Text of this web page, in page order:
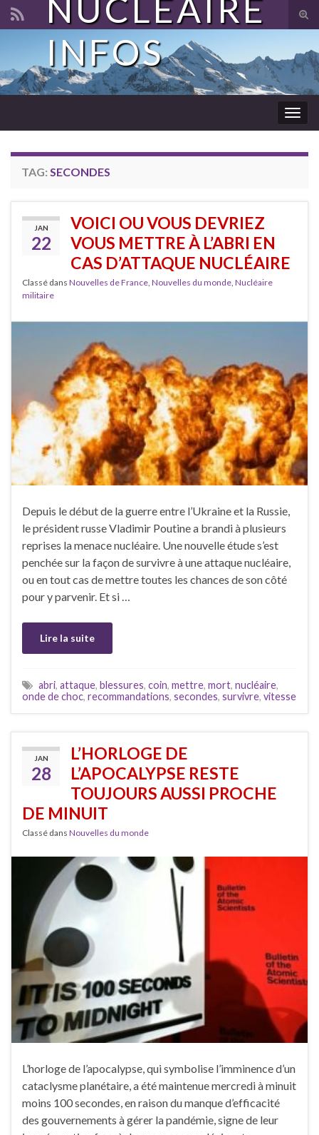
Search for:
NUCLÉAIRE
INFOS
TAG: SECONDES
JAN
22
VOICI OU VOUS DEVRIEZ
VOUS METTRE À L’ABRI EN
CAS D’ATTAQUE NUCLÉAIRE
Classé dans Nouvelles de France, Nouvelles du monde, Nucléaire
militaire
Depuis le début de la guerre entre l’Ukraine et la Russie,
le président russe Vladimir Poutine a brandi à plusieurs
reprises la menace nucléaire. Une nouvelle étude s’est
penchée sur la façon de survivre à une attaque nucléaire,
ou en tout cas de mettre toutes les chances de son côté
pour y parvenir. Et si …
Lire la suite
abri, attaque, blessures, coin, mettre, mort, nucléaire,
onde de choc, recommandations, secondes, survivre, vitesse
JAN
28
L’HORLOGE DE
L’APOCALYPSE RESTE
TOUJOURS AUSSI PROCHE
DE MINUIT
Classé dans Nouvelles du monde
L’horloge de l’apocalypse, qui symbolise l’imminence d’un
cataclysme planétaire, a été maintenue mercredi à minuit
moins 100 secondes, en raison du manque d’efficacité
des gouvernements à gérer la pandémie, signe de leur